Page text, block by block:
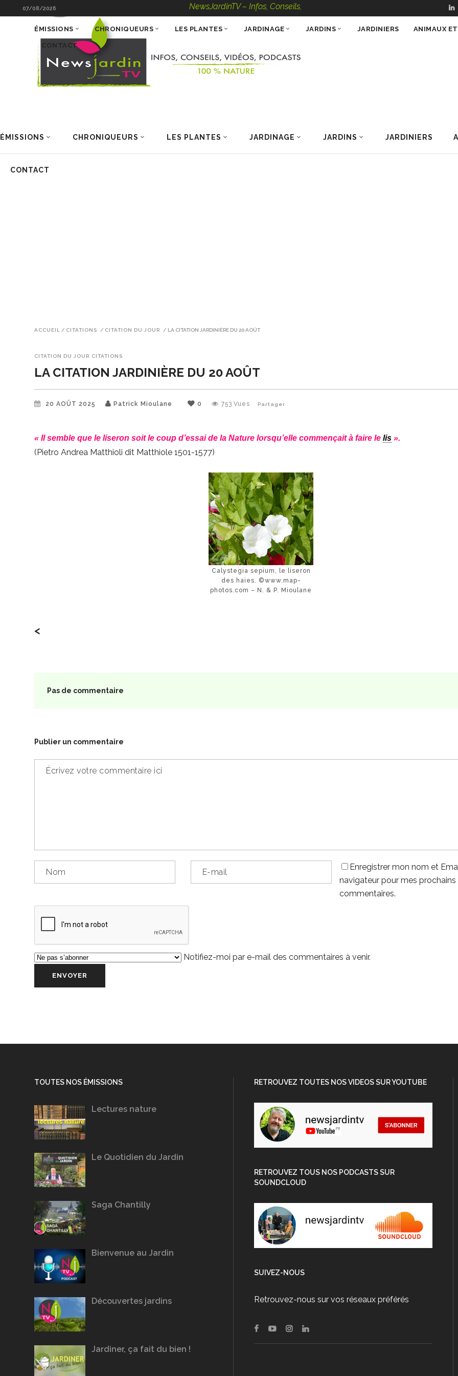
07/08/2026 NewsJardinTV – Infos, Conseils, Vidéos, Podcasts – 100 % Nature
ÉMISSIONS CHRONIQUEURS LES PLANTES JARDINAGE JARDINS JARDINIERS
CONTACT
ÉMISSIONS CHRONIQUEURS LES PLANTES JARDINAGE JARDINS JARDINIERS ANIMAUX
CONTACT
ACCUEIL / CITATIONS / CITATION DU JOUR / LA CITATION JARDINIÈRE DU 20 AOÛT
CITATION DU JOUR CITATIONS
LA CITATION JARDINIÈRE DU 20 AOÛT
20 AOÛT 2025 Patrick Mioulane 0 753 Vues Partager
« Il semble que le liseron soit le coup d’essai de la Nature lorsqu’elle commençait à faire lelis ».
(Pietro Andrea Matthioli dit Matthiole 1501-1577)
Calystegia sepium, le liseron
des haies. ©www.map-
photos.com – N. & P. Mioulane
<
Pas de commentaire
Publier un commentaire
Enregistrer mon nom et
navigateur pour mes prochains
commentaires.
Notifiez-moi par e-mail des commentaires à venir.
TOUTES NOS ÉMISSIONS
Lectures nature
Le Quotidien du Jardin
Saga Chantilly
Bienvenue au Jardin
Découvertes jardins
Jardiner, ça fait du bien !
RETROUVEZ TOUTES NOS VIDEOS SUR YOUTUBE
RETROUVEZ TOUS NOS PODCASTS SUR
SOUNDCLOUD
SUIVEZ-NOUS
Retrouvez-nous sur vos réseaux préférés